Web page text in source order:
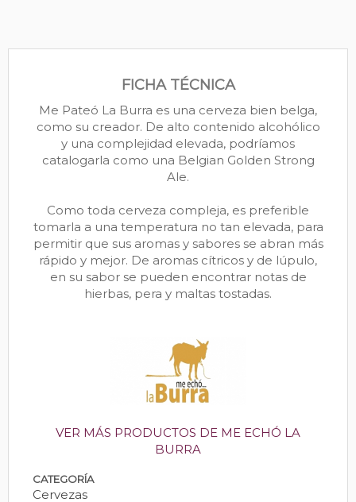
FICHA TÉCNICA
Me Pateó La Burra es una cerveza bien belga,
como su creador. De alto contenido alcohólico
y una complejidad elevada, podríamos
catalogarla como una Belgian Golden Strong
Ale.
Como toda cerveza compleja, es preferible
tomarla a una temperatura no tan elevada, para
permitir que sus aromas y sabores se abran más
rápido y mejor. De aromas cítricos y de lúpulo,
en su sabor se pueden encontrar notas de
hierbas, pera y maltas tostadas.
VER MÁS PRODUCTOS DE ME ECHÓ LA
BURRA
CATEGORÍA
Cervezas